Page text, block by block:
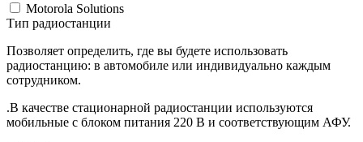
Motorola Solutions
Тип радиостанции
Позволяет определить, где вы будете использовать
радиостанцию: в автомобиле или индивидуально каждым
сотрудником.
.В качестве стационарной радиостанции используются
мобильные с блоком питания 220 В и соответствующим АФУ.